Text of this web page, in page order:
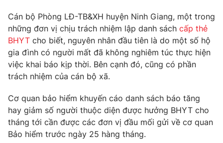
Hitech Công nghệ tương lai
Sản phẩm
Thị trường
Tư vấn
Giao lưu trực tuyến
Lịch phát sóng
Emagazine Podcast
Photo Infographic
Cán bộ Phòng LĐ-TB&XH huyện Ninh Giang, một trong
những đơn vị chịu trách nhiệm lập danh sách cấp thẻ
BHYT cho biết, nguyên nhân đầu tiên là do một số hộ
gia đình có người mất đã không nghiêm túc thực hiện
việc khai báo kịp thời. Bên cạnh đó, cũng có phần
trách nhiệm của cán bộ xã.
Cơ quan bảo hiểm khuyến cáo danh sách báo tăng
hay giảm số người thuộc diện được hưởng BHYT cho
tháng tới cần được các đơn vị đầu mối gửi về cơ quan
Bảo hiểm trước ngày 25 hàng tháng.